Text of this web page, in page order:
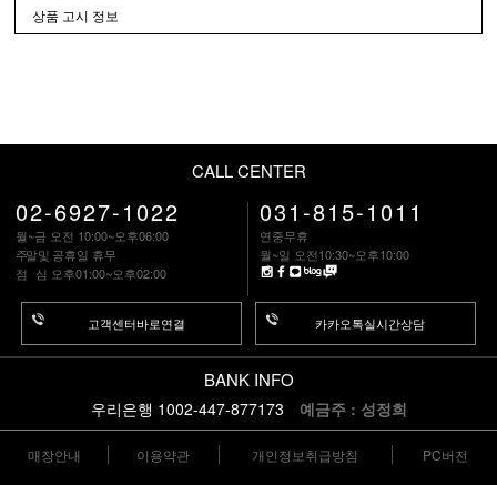
상품 고시 정보
CALL CENTER
02-6927-1022
월~금 오전 10:00~오후06:00
주말및 공휴일 휴무
점 심 오후01:00~오후02:00
고객센터바로연결
031-815-1011
연중무휴
월~일 오전10:30~오후10:00
카카오톡실시간상담
BANK INFO
우리은행 1002-447-877173 예금주 : 성정희
매장안내 이용약관 개인정보취급방침 PC버전